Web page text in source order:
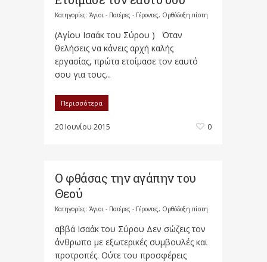
Κατηγορίες: Άγιοι - Πατέρες - Γέροντες, Ορθόδοξη πίστη
(Αγίου Ισαάκ του Σύρου ) Όταν
θελήσεις να κάνεις αρχή καλής
εργασίας, πρώτα ετοίμασε τον εαυτό
σου για τους...
Περισσότερα
20 Ιουνίου 2015 0
Ο φθάσας την αγάπην του
Θεού
Κατηγορίες: Άγιοι - Πατέρες - Γέροντες, Ορθόδοξη πίστη
αββά Ισαάκ του Σύρου Δεν σώζεις τον
άνθρωπο με εξωτερικές συμβουλές και
προτροπές. Ούτε του προσφέρεις